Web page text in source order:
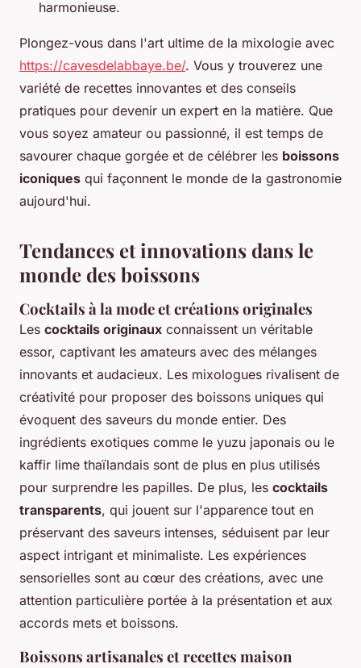
harmonieuse.
Plongez-vous dans l'art ultime de la mixologie avec
https://cavesdelabbaye.be/. Vous y trouverez une
variété de recettes innovantes et des conseils
pratiques pour devenir un expert en la matière. Que
vous soyez amateur ou passionné, il est temps de
savourer chaque gorgée et de célébrer les boissons
iconiques qui façonnent le monde de la gastronomie
aujourd'hui.
Tendances et innovations dans le
monde des boissons
Cocktails à la mode et créations originales
Les cocktails originaux connaissent un véritable
essor, captivant les amateurs avec des mélanges
innovants et audacieux. Les mixologues rivalisent de
créativité pour proposer des boissons uniques qui
évoquent des saveurs du monde entier. Des
ingrédients exotiques comme le yuzu japonais ou le
kaffir lime thaïlandais sont de plus en plus utilisés
pour surprendre les papilles. De plus, les cocktails
transparents, qui jouent sur l'apparence tout en
préservant des saveurs intenses, séduisent par leur
aspect intrigant et minimaliste. Les expériences
sensorielles sont au cœur des créations, avec une
attention particulière portée à la présentation et aux
accords mets et boissons.
Boissons artisanales et recettes maison